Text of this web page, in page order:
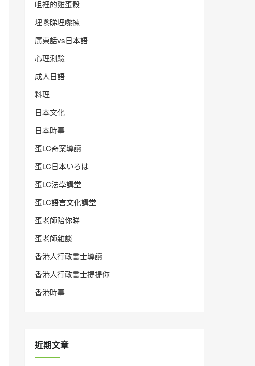
咀裡的雞蛋殼
埋嚟睇埋嚟揀
廣東話vs日本語
心理測驗
成人日語
料理
日本文化
日本時事
蛋LC奇案導讀
蛋LC日本いろは
蛋LC法學講堂
蛋LC語言文化講堂
蛋老師陪你睇
蛋老師雜談
香港人行政書士導讀
香港人行政書士提提你
香港時事
近期文章